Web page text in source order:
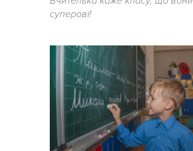
суперові!